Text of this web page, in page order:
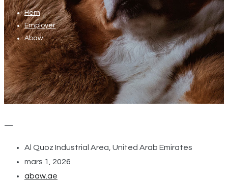
Hem
Employer
Abaw
—
Al Quoz Industrial Area, United Arab Emirates
mars 1, 2026
abaw.ae